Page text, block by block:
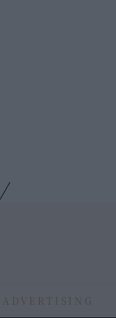
ADVERTISING